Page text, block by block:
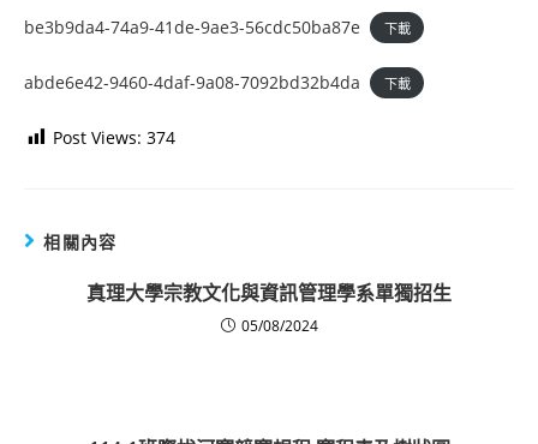
be3b9da4-74a9-41de-9ae3-56cdc50ba87e 下載
abde6e42-9460-4daf-9a08-7092bd32b4da 下載
Post Views: 374
相關內容
真理大學宗教文化與資訊管理學系單獨招生
05/08/2024